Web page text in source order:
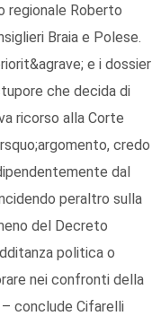
regionale Roberto
Braia e Polese.
e i dossier
che decida di
ricorso alla Corte
credo
dal
peraltro sulla
del Decreto
politica o
nei confronti della
conclude Cifarelli